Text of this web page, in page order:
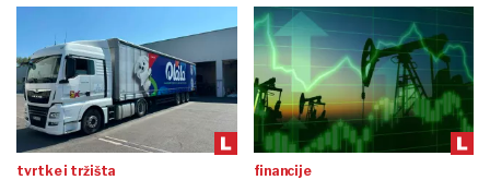
tvrtke i tržišta financije